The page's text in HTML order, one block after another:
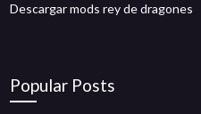
Descargar mods rey de dragones
Popular Posts